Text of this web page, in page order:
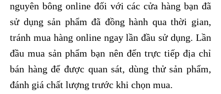
nguyên bông online đối với các cửa hàng bạn đã
sử dụng sản phẩm đã đồng hành qua thời gian,
tránh mua hàng online ngay lần đầu sử dụng. Lần
đầu mua sản phẩm bạn nên đến trực tiếp địa chỉ
bán hàng để được quan sát, dùng thử sản phẩm,
đánh giá chất lượng trước khi chọn mua.